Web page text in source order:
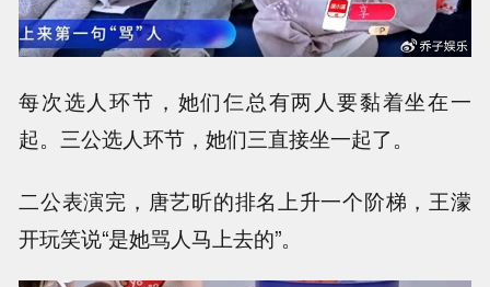
每次选人环节，她们仨总有两人要黏着坐在一
起。三公选人环节，她们三直接坐一起了。
二公表演完，唐艺昕的排名上升一个阶梯，王濛
开玩笑说“是她骂人马上去的”。